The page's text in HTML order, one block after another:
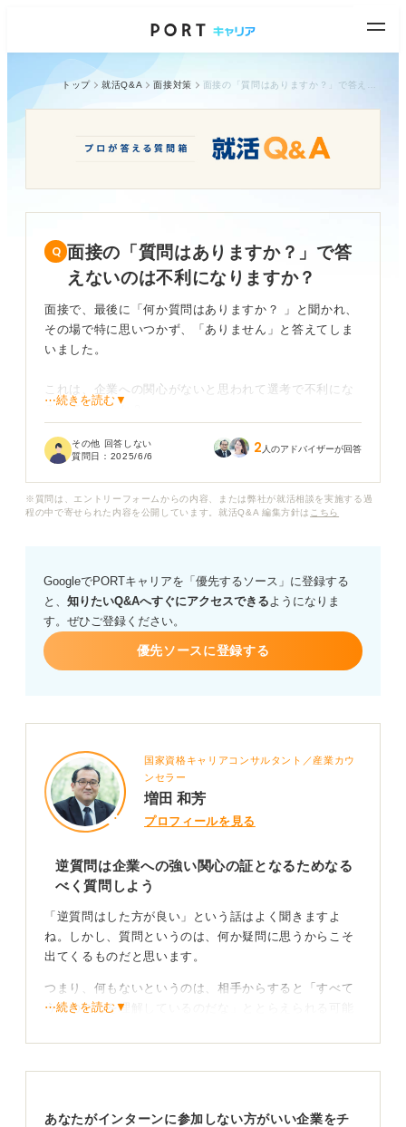
トップ 就活Q&A 面接対策
面接の「質問はありますか？」で答
えないのは不利になりますか？
面接で、最後に「何か質問はありますか？ 」と聞かれ、
その場で特に思いつかず、「ありません」と答えてしま
いました。
これは、企業への関心がないと思われて選考で不利にな
るのでしょうか？
もし質問がない場合でも、伝えておくべきことや好印象
ですか？ 今後の面接に活かしたいので、アドバイスをお
⋯続きを読む▼
その他 回答しない
質問日： 2025/6/6 2 人のアドバイザーが回答
※質問は、エントリーフォームからの内容、または弊社が就活相談を実施する過
程の中で寄せられた内容を公開しています。就活Q&A 編集方針は こちら
GoogleでPORTキャリアを「優先するソース」に登録する
と、 知りたいQ&Aへすぐにアクセスできるようになりま
す。ぜひご登録ください。
優先ソースに登録する
国家資格キャリアコンサルタント／産業カウ
ンセラー
増田 和芳
プロフィールを見る
逆質問は企業への強い関心の証となるためなる
べく質問しよう
「逆質問はした方が良い」という話はよく聞きますよ
ね。しかし、質問というのは、何か疑問に思うからこそ
出てくるものだと思います。
つまり、何もないというのは、相手からすると「すべて
うちのことを理解しているのだな」ととらえられる可能
⋯続きを読む▼
あなたがインターンに参加しない方がいい企業をチ